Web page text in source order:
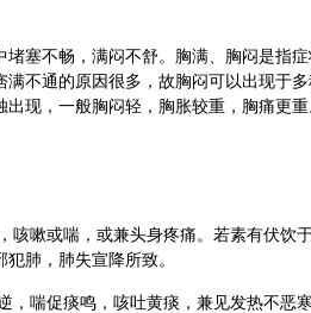
塞不畅，满闷不舒。胸满、胸闷是指症
不通的原因很多，故胸闷可以出现于
现，一般胸闷轻，胸胀较重，胸痛更重
咳嗽或喘，或兼头身疼痛。若素有伏饮
肺，肺失宣降所致。
，喘促痰鸣，咳吐黄痰，兼见发热不恶